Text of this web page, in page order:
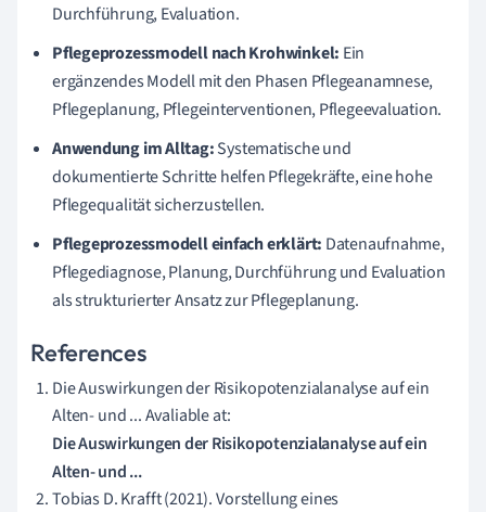
Durchführung, Evaluation.
Pflegeprozessmodell nach Krohwinkel: Ein
ergänzendes Modell mit den Phasen Pflegeanamnese,
Pflegeplanung, Pflegeinterventionen, Pflegeevaluation.
Anwendung im Alltag:Systematische und
dokumentierte Schritte helfen Pflegekräfte, eine hohe
Pflegequalität sicherzustellen.
Pflegeprozessmodell einfach erklärt: Datenaufnahme,
Pflegediagnose, Planung, Durchführung und Evaluation
als strukturierter Ansatz zur Pflegeplanung.
References
Die Auswirkungen der Risikopotenzialanalyse auf ein
Alten- und ... Avaliable at:
Die Auswirkungen der Risikopotenzialanalyse auf ein
Alten- und ...
Tobias D. Krafft (2021). Vorstellung eines